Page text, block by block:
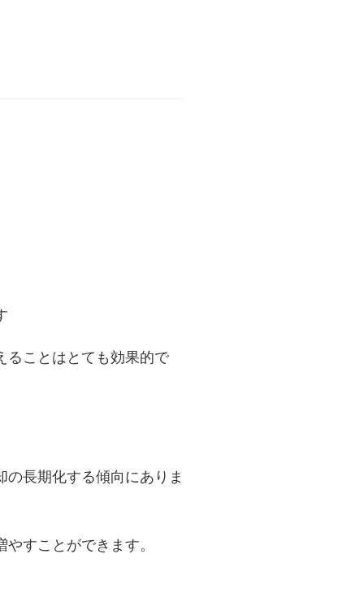
ることはとても効果的で
長期化する傾向にありま
すことができます。